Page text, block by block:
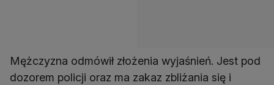
Mężczyzna odmówił złożenia wyjaśnień. Jest pod
dozorem policji oraz ma zakaz zbliżania się i